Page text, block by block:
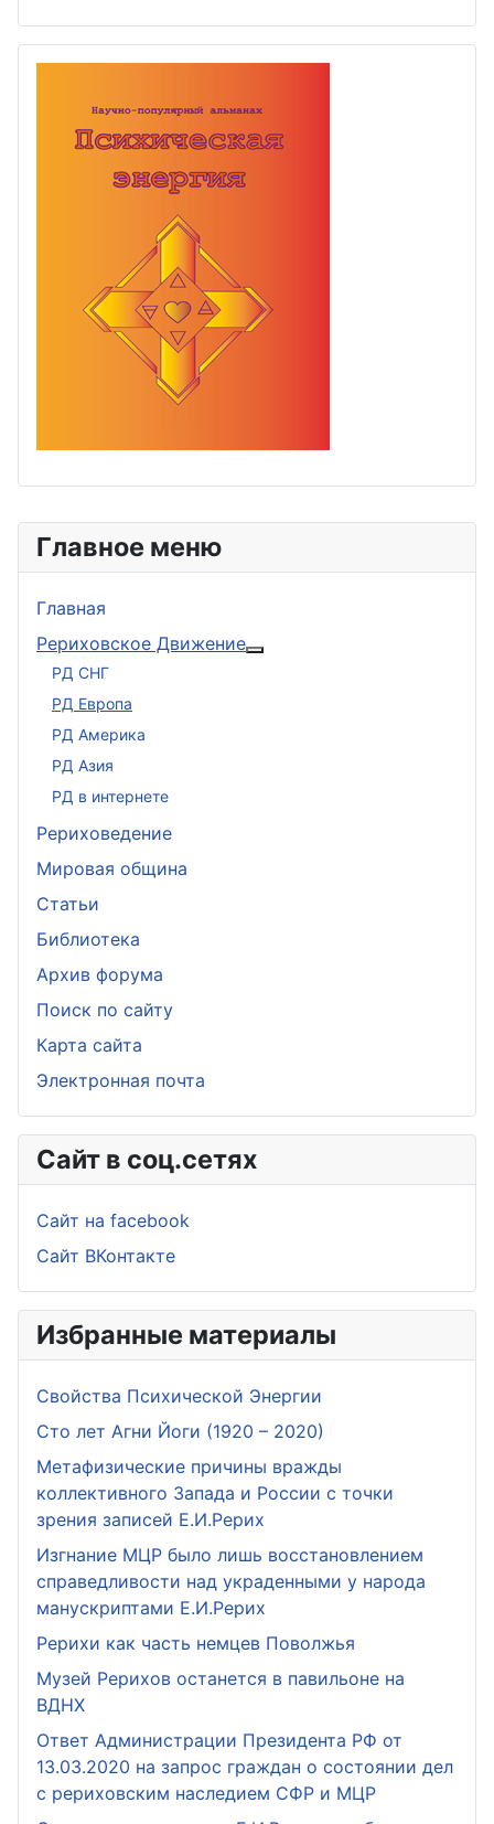
Главное меню
Главная
Рериховское Движение
РД СНГ
РД Европа
РД Америка
РД Азия
РД в интернете
Рериховедение
Мировая община
Статьи
Библиотека
Архив форума
Поиск по сайту
Карта сайта
Электронная почта
Сайт в соц.сетях
Сайт на facebook
Сайт ВКонтакте
Избранные материалы
Свойства Психической Энергии
Сто лет Агни Йоги (1920 – 2020)
Метафизические причины вражды
коллективного Запада и России с точки
зрения записей Е.И.Рерих
Изгнание МЦР было лишь восстановлением
справедливости над украденными у народа
манускриптами Е.И.Рерих
Рерихи как часть немцев Поволжья
Музей Рерихов останется в павильоне на
ВДНХ
Ответ Администрации Президента РФ от
13.03.2020 на запрос граждан о состоянии дел
с рериховским наследием СФР и МЦР